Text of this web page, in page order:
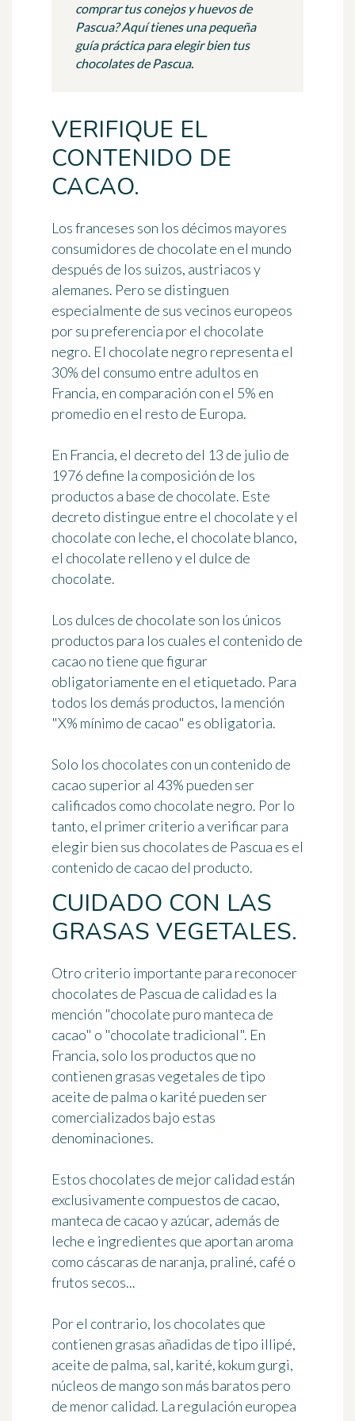
comprar tus conejos y huevos de
Pascua? Aquí tienes una pequeña
guía práctica para elegir bien tus
chocolates de Pascua.
VERIFIQUE EL
CONTENIDO DE
CACAO.
Los franceses son los décimos mayores
consumidores de chocolate en el mundo
después de los suizos, austriacos y
alemanes. Pero se distinguen
especialmente de sus vecinos europeos
por su preferencia por el chocolate
negro. El chocolate negro representa el
30% del consumo entre adultos en
Francia, en comparación con el 5% en
promedio en el resto de Europa.
En Francia, el decreto del 13 de julio de
1976 define la composición de los
productos a base de chocolate. Este
decreto distingue entre el chocolate y el
chocolate con leche, el chocolate blanco,
el chocolate relleno y el dulce de
chocolate.
Los dulces de chocolate son los únicos
productos para los cuales el contenido de
cacao no tiene que figurar
obligatoriamente en el etiquetado. Para
todos los demás productos, la mención
"X% mínimo de cacao" es obligatoria.
Solo los chocolates con un contenido de
cacao superior al 43% pueden ser
calificados como chocolate negro. Por lo
tanto, el primer criterio a verificar para
elegir bien sus chocolates de Pascua es el
contenido de cacao del producto.
CUIDADO CON LAS
GRASAS VEGETALES.
Otro criterio importante para reconocer
chocolates de Pascua de calidad es la
mención "chocolate puro manteca de
cacao" o "chocolate tradicional". En
Francia, solo los productos que no
contienen grasas vegetales de tipo
aceite de palma o karité pueden ser
comercializados bajo estas
denominaciones.
Estos chocolates de mejor calidad están
exclusivamente compuestos de cacao,
manteca de cacao y azúcar, además de
leche e ingredientes que aportan aroma
como cáscaras de naranja, praliné, café o
frutos secos...
Por el contrario, los chocolates que
contienen grasas añadidas de tipo illipé,
aceite de palma, sal, karité, kokum gurgi,
núcleos de mango son más baratos pero
de menor calidad. La regulación europea